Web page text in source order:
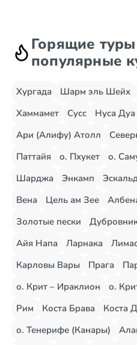
Горящие
популярные
Хургада Шарм эль Шейх
Хаммамет
Сусс
Нуса
Ари (Алифу) Атолл
Паттайя
о. Пхукет о.
Шарджа
Энкамп
Вена
Цель ам Зее
Золотые пески
Айя Напа
Ларнака
Карловы Вары
Прага
о. Крит – Ираклион
о.
Рим
Коста Брава Коста
о. Тенерифе (Канары)